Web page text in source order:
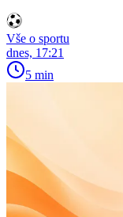
Vše o sportu
dnes, 17:21
5 min